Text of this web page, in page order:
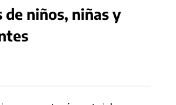
de niños, niñas y